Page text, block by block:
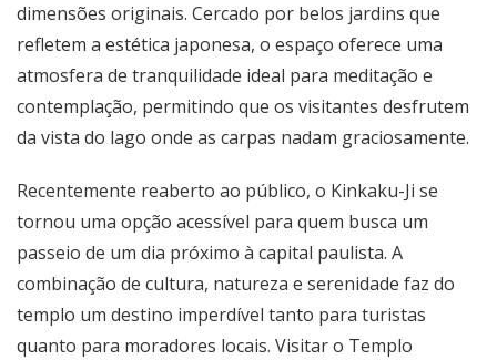
dimensões originais. Cercado por belos jardins que
refletem a estética japonesa, o espaço oferece uma
atmosfera de tranquilidade ideal para meditação e
contemplação, permitindo que os visitantes desfrutem
da vista do lago onde as carpas nadam graciosamente.
Recentemente reaberto ao público, o Kinkaku-Ji se
tornou uma opção acessível para quem busca um
passeio de um dia próximo à capital paulista. A
combinação de cultura, natureza e serenidade faz do
templo um destino imperdível tanto para turistas
quanto para moradores locais. Visitar o Templo